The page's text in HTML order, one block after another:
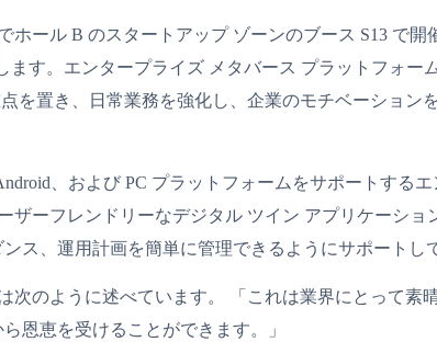
ホール B のスタートアップ ゾーンのブース S13 で開
ます。エンタープライズ メタバース プラットフォ
を置き、日常業務を強化し、企業のモチベーショ
、および PC プラットフォームをサポートす
ザーフレンドリーなデジタル ツイン アプリケー
ス、運用計画を簡単に管理できるようにサポートし
次のように述べています。 「これは業界にとって
恩恵を受けることができます。」